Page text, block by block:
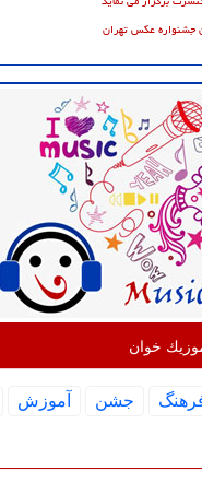
جشنواره عکس تهران
خوان
جشن آموزش